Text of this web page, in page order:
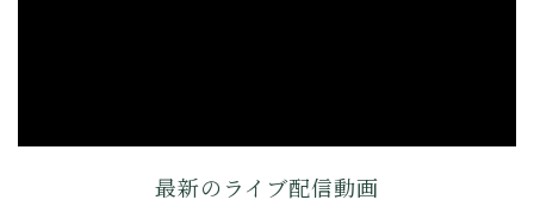
最新のライブ配信動画